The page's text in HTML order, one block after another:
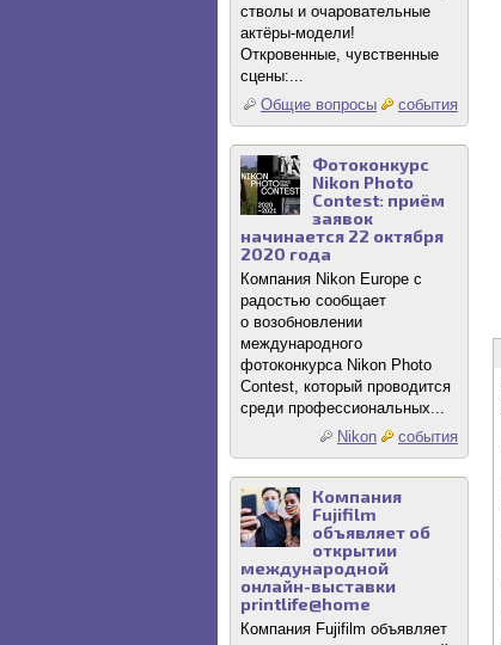
стволы и очаровательные
актёры-модели!
Откровенные, чувственные
сцены:...
Общие вопросы
события
Фотоконкурс
Nikon Photo
Contest: приём
заявок
начинается 22 октября
2020 года
Компания Nikon Europe с
радостью сообщает
о возобновлении
международного
фотоконкурса Nikon Photo
Contest, который проводится
среди профессиональных...
Nikon
события
Компания
Fujifilm
объявляет об
открытии
международной
онлайн-выставки
printlife@home
Компания Fujifilm объявляет